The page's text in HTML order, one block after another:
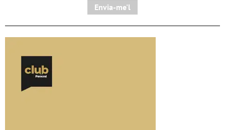
Envia-me'l